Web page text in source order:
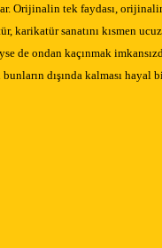
Orijinalin tek faydası,
sanatını kısmen
de ondan kaçınmak
dışında kalması hayal